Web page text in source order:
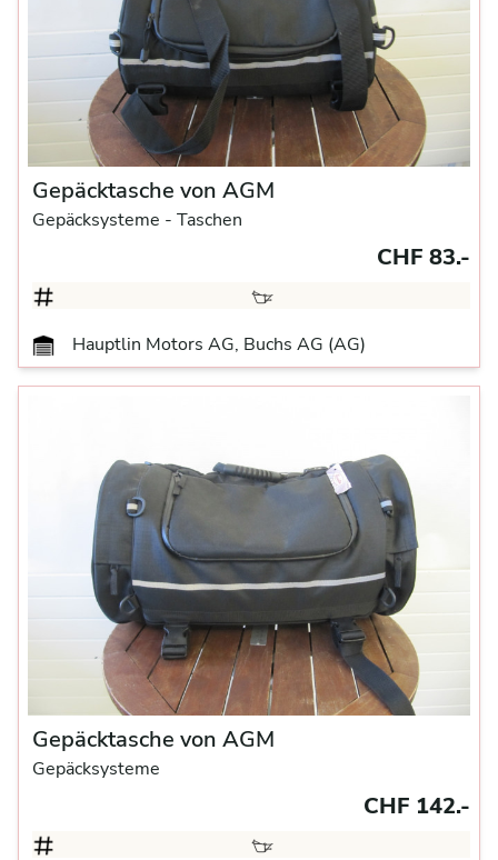
Gepäcktasche von AGM
Gepäcksysteme - Taschen
CHF 83.-
Hauptlin Motors AG, Buchs AG (AG)
Gepäcktasche von AGM
Gepäcksysteme
CHF 142.-